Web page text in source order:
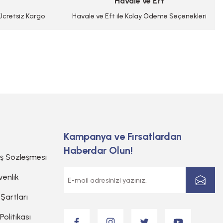
Kargo Havale ve Eft ile Kolay Ödeme Seçenekleri
Sözleşmesi
Kampanya ve Fırsatlardan
Haberdar Olun!